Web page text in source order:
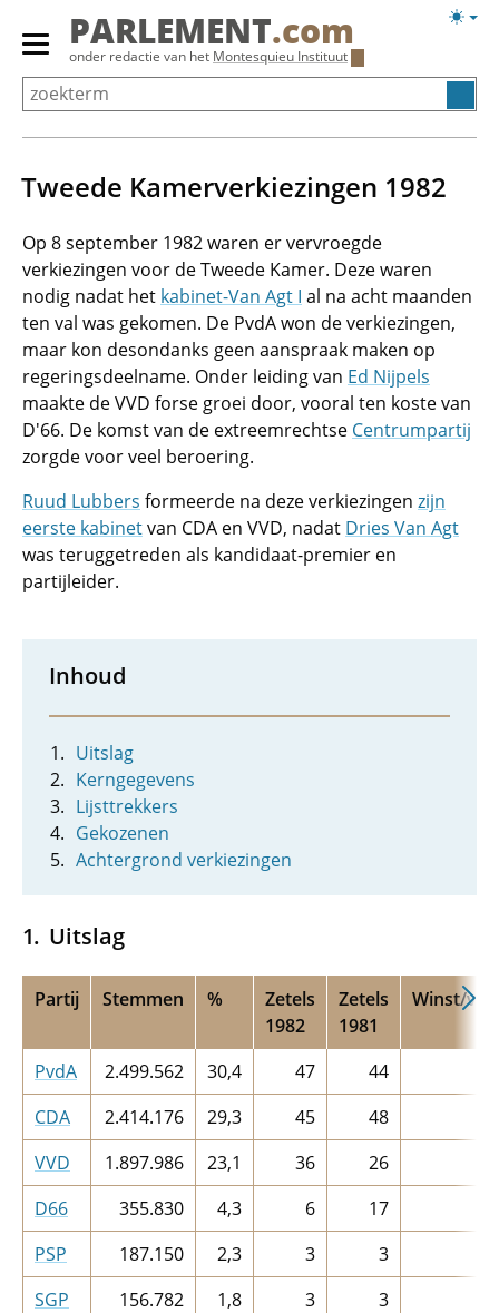
Overslaan
Primair
menu
tonen/verbergen
PARLEMENT.com
onder redactie van het Montesquieu Instituut
Tweede Kamerverkiezingen 1982
Op 8 september 1982 waren er vervroegde
verkiezingen voor de Tweede Kamer. Deze waren
nodig nadat het kabinet-Van Agt I al na acht maanden
ten val was gekomen. De PvdA won de verkiezingen,
maar kon desondanks geen aanspraak maken op
regeringsdeelname. Onder leiding van Ed Nijpels
maakte de VVD forse groei door, vooral ten koste van
D'66. De komst van de extreemrechtse Centrumpartij
zorgde voor veel beroering.
Ruud Lubbers formeerde na deze verkiezingen zijn
eerste kabinetvan CDA en VVD, nadat Dries Van Agt
was teruggetreden als kandidaat-premier en
partijleider.
Inhoud
Uitslag
Kerngegevens
Lijsttrekkers
Gekozenen
Achtergrond verkiezingen
Uitslag
Partij Stemmen %
Zetels
1982
Zetels
1981
Winst/
PvdA 2.499.562 30,4 47
44
CDA
2.414.176 29,3 45
48
VVD
1.897.986 23,1 36 26
D66
355.830 4,3 6 17
PSP
187.150 2,3 3
3
SGP
156.782 1,8 3
3